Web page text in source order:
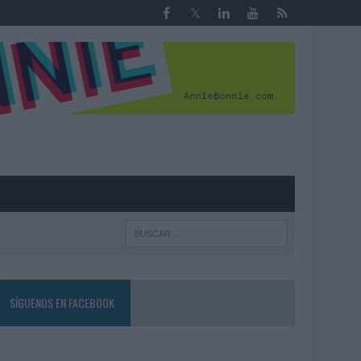
SÍGUENOS EN FACEBOOK